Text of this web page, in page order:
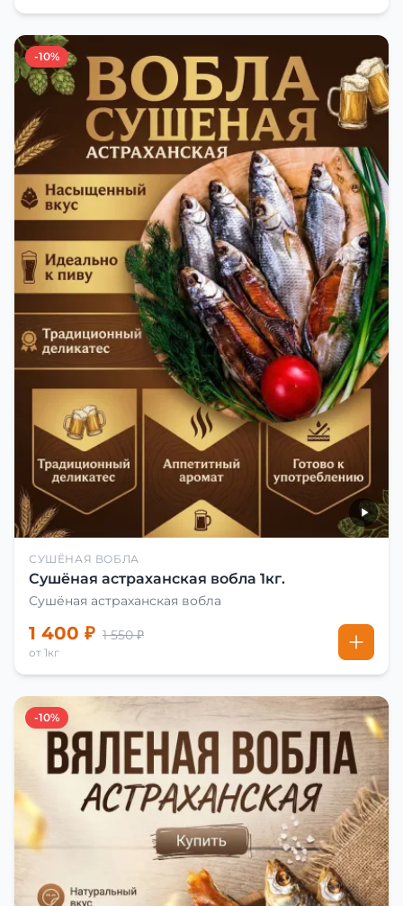
-10%
СУШЁНАЯ ВОБЛА
Сушёная астраханская вобла 1кг.
Сушёная астраханская вобла
1 400 ₽ 1 550 ₽
от 1кг
-10%